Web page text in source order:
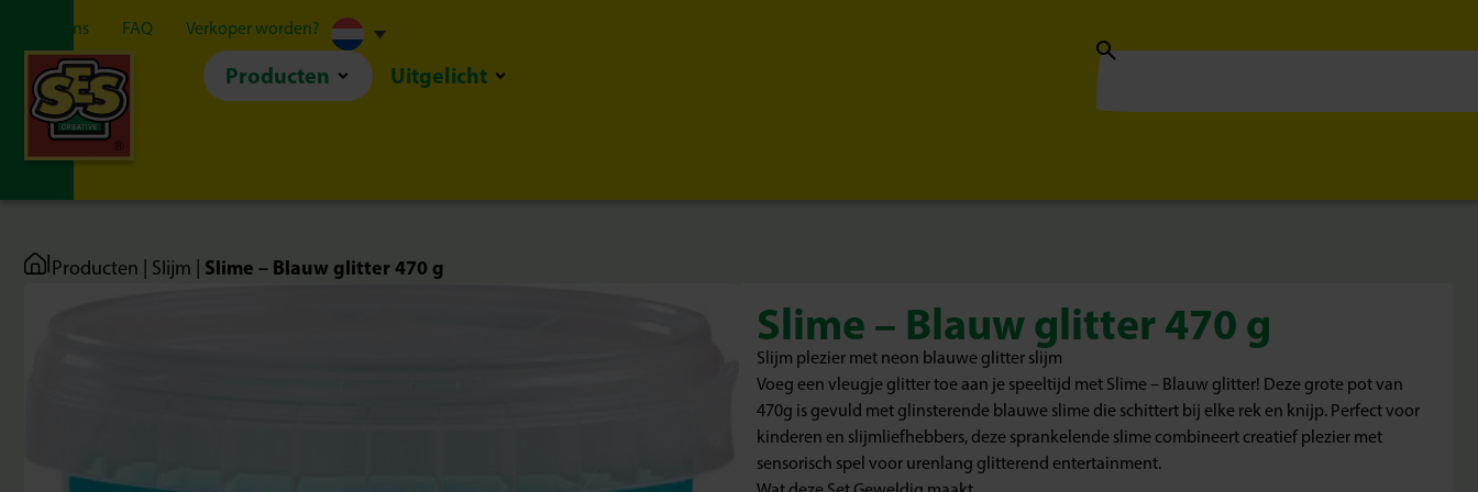
Over ons FAQ Verkoper worden?
Producten Uitgelicht
|Producten Slijm Slime – Blauw glitter 470 g
Slime – Blauw glitter 470 g
Slijm plezier met neon blauwe glitter slijm
Voeg een vleugje glitter toe aan je speeltijd met Slime – Blauw glitter! Deze grote pot van
470g is gevuld met glinsterende blauwe slime die schittert bij elke rek en knijp. Perfect voor
kinderen en slijmliefhebbers, deze sprankelende slime combineert creatief plezier met
sensorisch spel voor urenlang glitterend entertainment.